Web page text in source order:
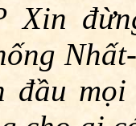
Xin
đầu